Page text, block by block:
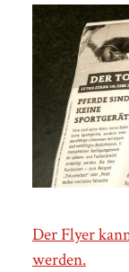
Der Flyer
werden.